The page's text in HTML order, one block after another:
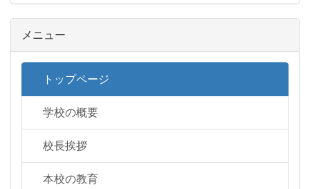
メニュー
トップページ
学校の概要
校長挨拶
本校の教育